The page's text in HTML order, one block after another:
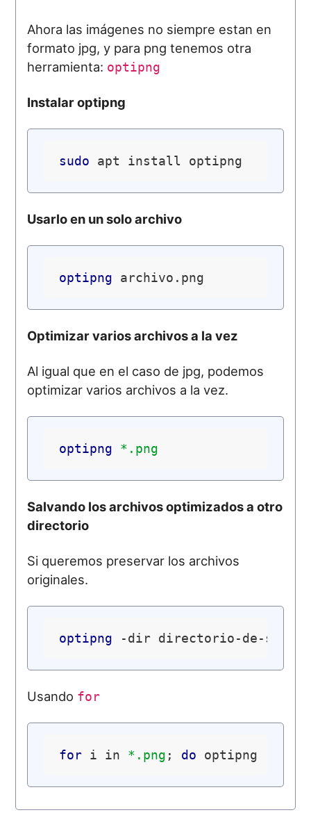
Ahora las imágenes no siempre estan en
formato jpg, y para png tenemos otra
herramienta: optipng
Instalar optipng
sudo
Usarlo en un solo archivo
optipng
Optimizar varios archivos a la vez
Al igual que en el caso de jpg, podemos
optimizar varios archivos a la vez.
optipng *.png
Salvando los archivos optimizados a otro
directorio
Si queremos preservar los archivos
originales.
optipng
Usando for
for i in *.png ; do optipng -dir